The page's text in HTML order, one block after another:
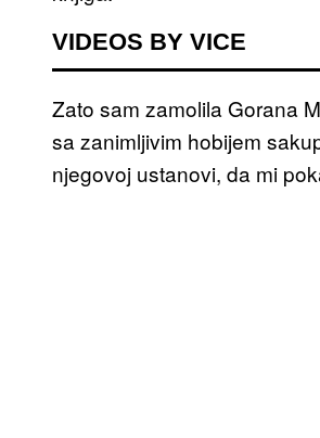
VIDEOS BY VICE
Zato sam zamolila Gorana
sa zanimljivim hobijem
njegovoj ustanovi, da mi